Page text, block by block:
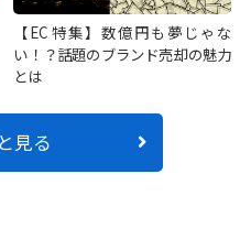
【EC特集】数億円も夢じゃな
い！？話題のブランド売却の魅力
とは
見る